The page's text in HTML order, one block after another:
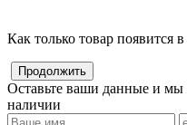
Как только товар
Оставьте ваши данные и мы
наличии